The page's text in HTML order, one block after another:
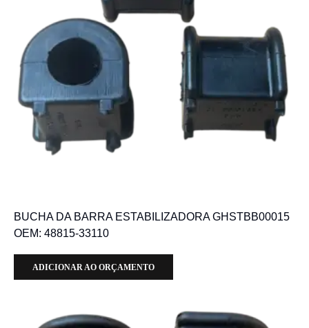
BUCHA DA BARRA ESTABILIZADORA GHSTBB00015
OEM: 48815-33110
ADICIONAR AO ORÇAMENTO